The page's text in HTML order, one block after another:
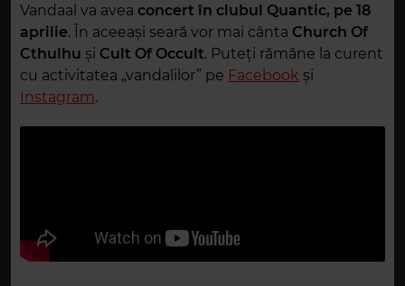
Vandaal va avea concert în clubul Quantic, pe 18
aprilie. În aceeași seară vor mai cânta Church Of
Cthulhu și Cult Of Occult. Puteți rămâne la curent
cu activitatea „vandalilor” pe Facebook și
Instagram.